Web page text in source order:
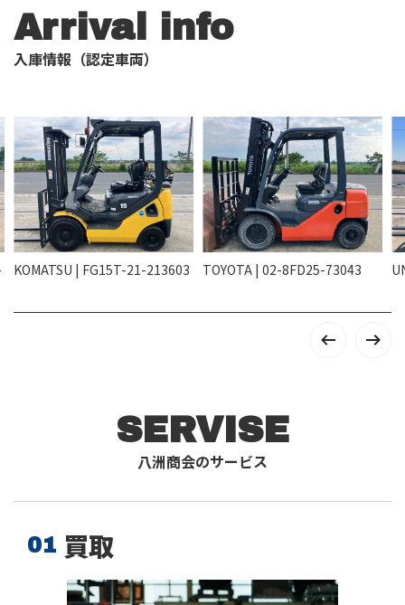
Arrival info
入庫情報（認定車両）
KOMATSU | FG15T-21-213603 TOYOTA | 02-8FD25-73043
SERVISE
八洲商会のサービス
買取